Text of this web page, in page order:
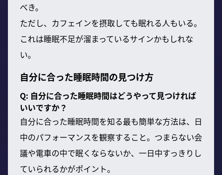
べき。
ただし、カフェインを摂取しても眠れる人もいる。
これは睡眠不足が溜まっているサインかもしれな
い。
自分に合った睡眠時間の見つけ方
Q: 自分に合った睡眠時間はどうやって見つければ
いいですか？
自分に合った睡眠時間を知る最も簡単な方法は、日
中のパフォーマンスを観察すること。つまらない会
議や電車の中で眠くならないか、一日中すっきりし
ていられるかがポイント。